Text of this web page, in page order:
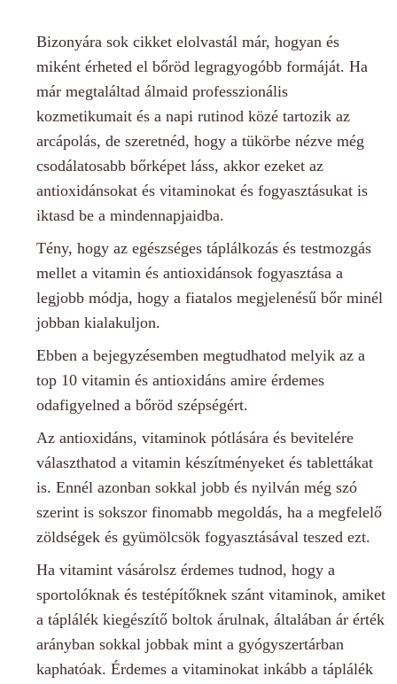
Bizonyára sok cikket elolvastál már, hogyan és
miként érheted el bőröd legragyogóbb formáját. Ha
már megtaláltad álmaid professzionális
kozmetikumait és a napi rutinod közé tartozik az
arcápolás, de szeretnéd, hogy a tükörbe nézve még
csodálatosabb bőrképet láss, akkor ezeket az
antioxidánsokat és vitaminokat és fogyasztásukat is
iktasd be a mindennapjaidba.
Tény, hogy az egészséges táplálkozás és testmozgás
mellet a vitamin és antioxidánsok fogyasztása a
legjobb módja, hogy a fiatalos megjelenésű bőr minél
jobban kialakuljon.
Ebben a bejegyzésemben megtudhatod melyik az a
top 10 vitamin és antioxidáns amire érdemes
odafigyelned a bőröd szépségért.
Az antioxidáns, vitaminok pótlására és bevitelére
választhatod a vitamin készítményeket és tablettákat
is. Ennél azonban sokkal jobb és nyilván még szó
szerint is sokszor finomabb megoldás, ha a megfelelő
zöldségek és gyümölcsök fogyasztásával teszed ezt.
Ha vitamint vásárolsz érdemes tudnod, hogy a
sportolóknak és testépítőknek szánt vitaminok, amiket
a táplálék kiegészítő boltok árulnak, általában ár érték
arányban sokkal jobbak mint a gyógyszertárban
kaphatóak. Érdemes a vitaminokat inkább a táplálék